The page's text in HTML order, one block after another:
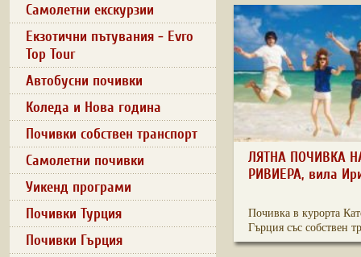
Самолетни екскурзии
Екзотични пътувания - Evro
Top Tour
Автобусни почивки
Коледа и Нова година
Почивки собствен транспорт
Самолетни почивки
Уикенд програми
Почивки Турция
Почивки Гърция
ЛЯТНА ПОЧИВКА
РИВИЕРА, вила
Почивка в курорта
Гърция със собствен